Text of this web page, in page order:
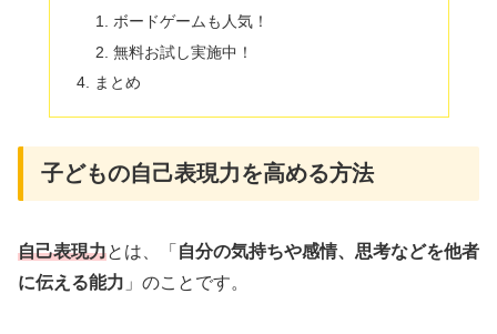
ボードゲームも人気！
無料お試し実施中！
まとめ
子どもの自己表現力を高める方法
自己表現力とは、「 自分の気持ちや感情、思考などを他者
に伝える能力 」のことです。